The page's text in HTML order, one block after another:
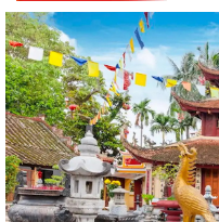
thúc đẩy chuyển đổi xanh
Phát huy sức mạnh toàn xã
khi sinh
Tăng cường quản lý điểm kinh
cháy tại các chợ
Tăng cường quản lý thuốc
nông nghiệp